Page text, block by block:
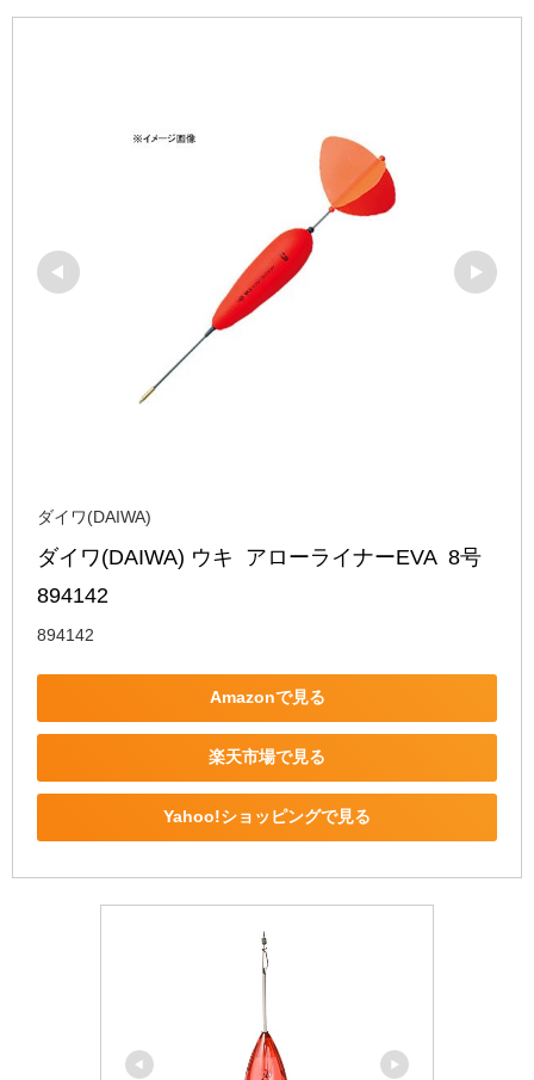
ダイワ(DAIWA)
ダイワ(DAIWA) ウキ  アローライナーEVA  8号
894142
894142
Amazonで見る
楽天市場で見る
Yahoo!ショッピングで見る